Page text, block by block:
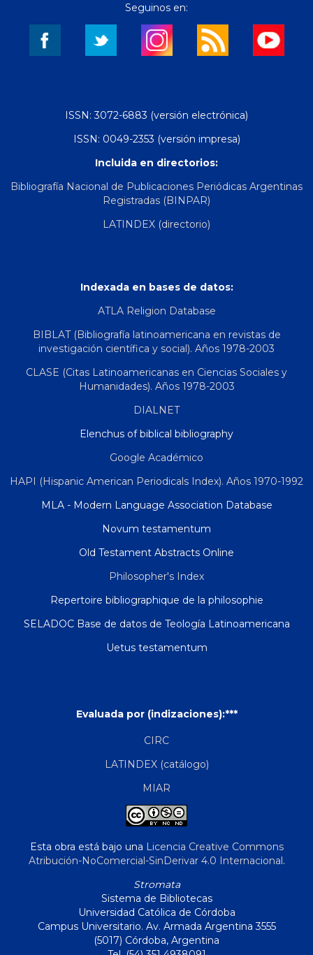
Seguinos en:
ISSN: 3072-6883 (versión electrónica)
ISSN: 0049-2353 (versión impresa)
Incluida en directorios:
Bibliografía Nacional de Publicaciones Periódicas Argentinas
Registradas (BINPAR)
LATINDEX (directorio)
Indexada en bases de datos:
ATLA Religion Database
BIBLAT (Bibliografía latinoamericana en revistas de
investigación científica y social). Años 1978-2003
CLASE (Citas Latinoamericanas en Ciencias Sociales y
Humanidades). Años 1978-2003
DIALNET
Elenchus of biblical bibliography
Google Académico
HAPI (Hispanic American Periodicals Index). Años 1970-1992
MLA - Modern Language Association Database
Novum testamentum
Old Testament Abstracts Online
Philosopher's Index
Repertoire bibliographique de la philosophie
SELADOC Base de datos de Teología Latinoamericana
Uetus testamentum
Evaluada por (indizaciones):***
CIRC
LATINDEX (catálogo)
MIAR
Esta obra está bajo una Licencia Creative Commons
Atribución-NoComercial-SinDerivar 4.0 Internacional.
Stromata
Sistema de Bibliotecas
Universidad Católica de Córdoba
Campus Universitario. Av. Armada Argentina 3555
(5017) Córdoba, Argentina